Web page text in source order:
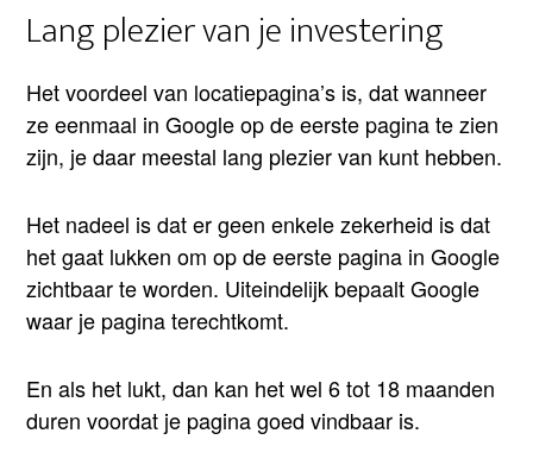
Lang plezier van je investering
Het voordeel van locatiepagina’s is, dat wanneer
ze eenmaal in Google op de eerste pagina te zien
zijn, je daar meestal lang plezier van kunt hebben.
Het nadeel is dat er geen enkele zekerheid is dat
het gaat lukken om op de eerste pagina in Google
zichtbaar te worden. Uiteindelijk bepaalt Google
waar je pagina terechtkomt.
En als het lukt, dan kan het wel 6 tot 18 maanden
duren voordat je pagina goed vindbaar is.